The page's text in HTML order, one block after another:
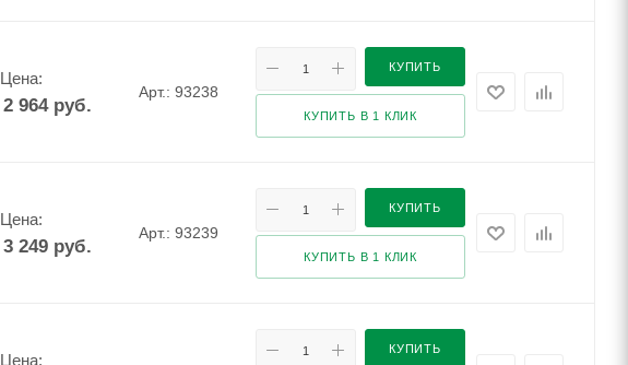
Цена:
2 964руб.
Арт.: 93238
КУПИТЬ
КУПИТЬ В 1 КЛИК
Цена:
3 249руб.
Арт.: 93239
КУПИТЬ
КУПИТЬ В 1 КЛИК
Цена:
КУПИТЬ